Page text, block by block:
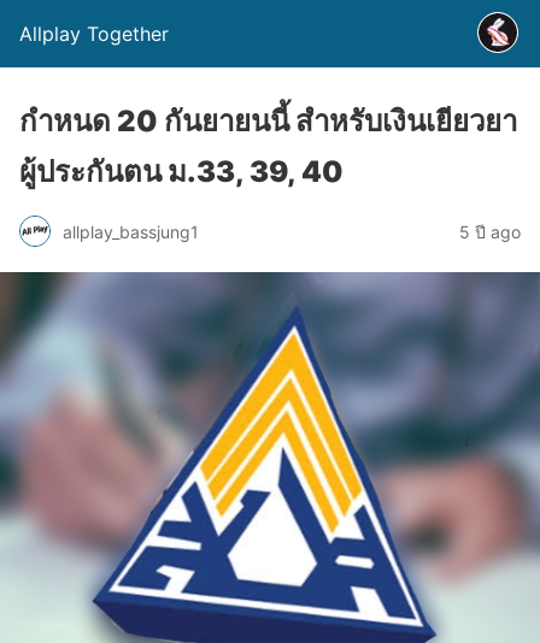
Allplay Together
กำหนด 20 กันยายนนี้ สำหรับเงินเยียวยา
ผู้ประกันตน ม.33, 39, 40
allplay_bassjung1 5 ปี ago